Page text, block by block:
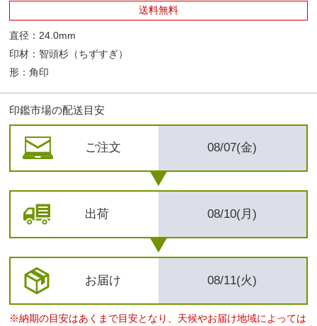
送料無料
直径：24.0mm
印材：智頭杉（ちずすぎ）
形：角印
印鑑市場の配送目安
ご注文 08/07(金)
出荷 08/10(月)
お届け 08/11(火)
※納期の目安はあくまで目安となり、天候やお届け地域によっては